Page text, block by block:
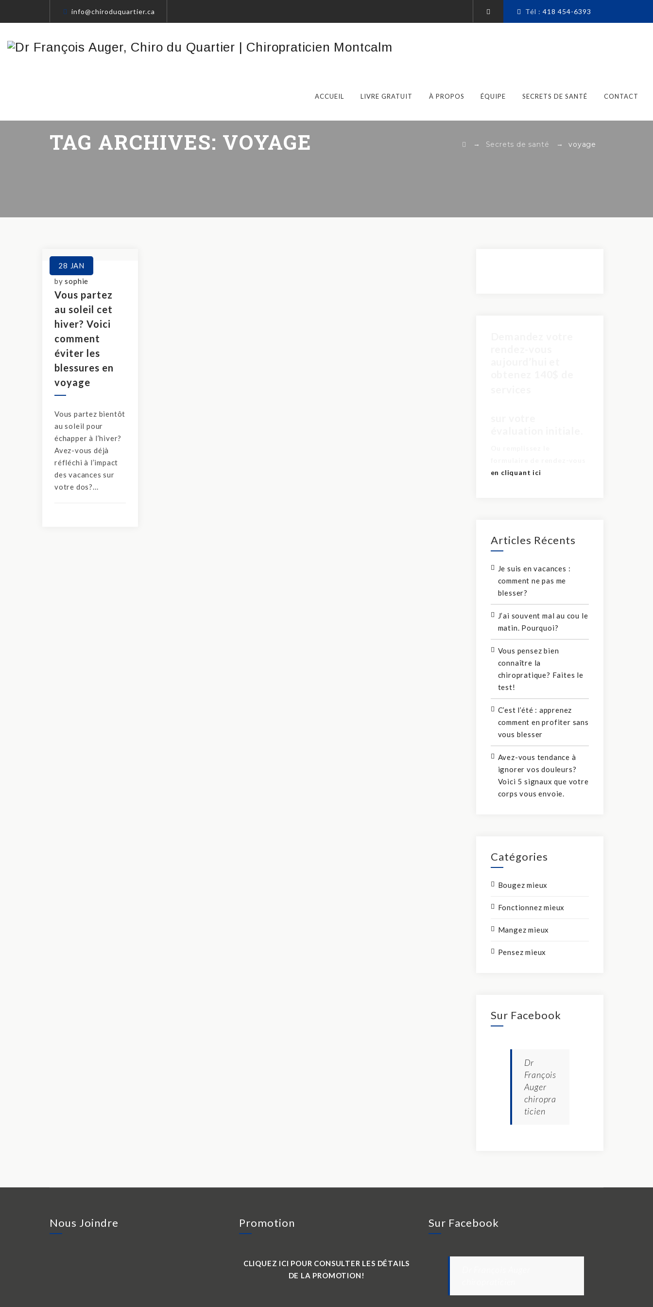
info@chiroduquartier.ca Tél : 418 454-6393
ACCUEIL LIVRE GRATUIT À PROPOS ÉQUIPE SECRETS DE SANTÉ CONTACT
TAG ARCHIVES: VOYAGE → Secrets de santé → voyage
28 JAN
bysophie
Vous partez
au soleil cet
hiver? Voici
comment
éviter les
blessures en
voyage
Vous partez bientôt
au soleil pour
échapper à l’hiver?
Avez-vous déjà
réfléchi à l’impact
des vacances sur
votre dos?...
en cliquant ici
Articles Récents
Je suis en vacances :
comment ne pas me
blesser?
J’ai souvent mal au cou le
matin. Pourquoi?
Vous pensez bien
connaître la
chiropratique? Faites le
test!
C’est l’été : apprenez
comment en profiter sans
vous blesser
Avez-vous tendance à
ignorer vos douleurs?
Voici 5 signaux que votre
corps vous envoie.
Catégories
Bougez mieux
Fonctionnez mieux
Mangez mieux
Pensez mieux
Sur Facebook
Dr
François
Auger
chiropra
ticien
Nous Joindre Promotion
CLIQUEZ ICI POUR CONSULTER LES DÉTAILS
DE LA PROMOTION!
Sur Facebook